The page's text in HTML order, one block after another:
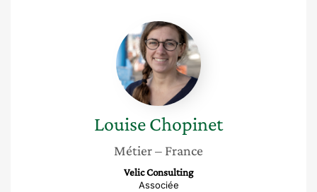
Louise
Chopinet
LouiseChopinet
Métier– France
Velic Consulting
Associée